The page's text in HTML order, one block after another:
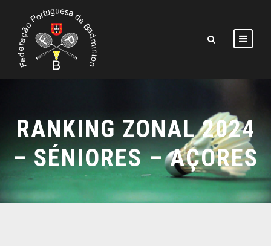
RANKING ZONAL 2024
– SÉNIORES – AÇORES